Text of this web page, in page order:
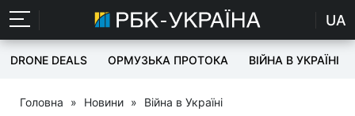
UA
DRONE DEALS ОРМУЗЬКА ПРОТОКА ВІЙНА В УКРАЇНІ
Головна » Новини » Війна в Україні